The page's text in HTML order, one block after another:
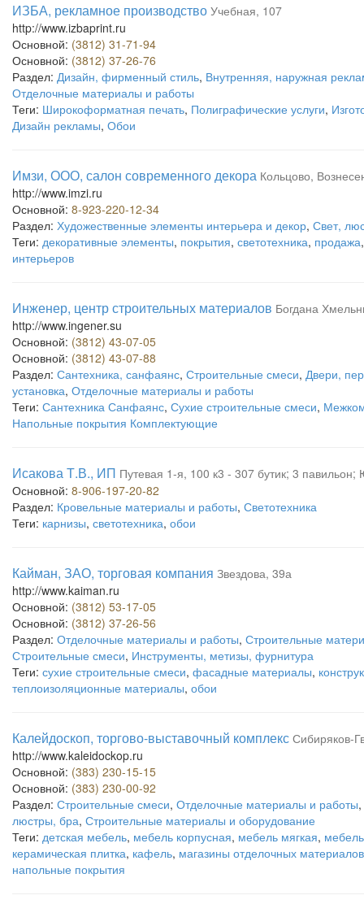
ИЗБА, рекламное производство Учебная, 107
http://www.izbaprint.ru
Основной: (3812) 31-71-94
Основной: (3812) 37-26-76
Раздел: Дизайн, фирменный стиль, Внутренняя, наружная
Отделочные материалы и работы
Теги: Широкоформатная печать, Полиграфические услуги,
Дизайн рекламы, Обои
Имзи, ООО, салон современного декора Кольцово,
http://www.imzi.ru
Основной: 8-923-220-12-34
Раздел: Художественные элементы интерьера и декор, Свет,
Теги: декоративные элементы, покрытия, светотехника, продажа
интерьеров
Инженер, центр строительных материалов Богдана
http://www.ingener.su
Основной: (3812) 43-07-05
Основной: (3812) 43-07-88
Раздел: Сантехника, санфаянс, Строительные смеси, Двери,
установка, Отделочные материалы и работы
Теги: Сантехника Санфаянс, Сухие строительные смеси,
Напольные покрытия Комплектующие
Исакова Т.В., ИП Путевая 1-я, 100 к3 - 307 бутик; 3
Основной: 8-906-197-20-82
Раздел: Кровельные материалы и работы, Светотехника
Теги: карнизы, светотехника, обои
Кайман, ЗАО, торговая компания Звездова, 39а
http://www.kaiman.ru
Основной: (3812) 53-17-05
Основной: (3812) 37-26-56
Раздел: Отделочные материалы и работы, Строительные
Строительные смеси, Инструменты, метизы, фурнитура
Теги: сухие строительные смеси, фасадные материалы,
теплоизоляционные материалы, обои
Калейдоскоп, торгово-выставочный комплекс Сибиряков-
http://www.kaleidockop.ru
Основной: (383) 230-15-15
Основной: (383) 230-00-92
Раздел: Строительные смеси, Отделочные материалы и работы,
люстры, бра, Строительные материалы и оборудование
Теги: детская мебель, мебель корпусная, мебель мягкая,
керамическая плитка, кафель, магазины отделочных материалов
напольные покрытия